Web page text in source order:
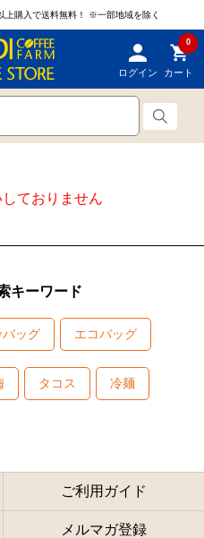
上購入で送料無料！ ※一部地域を除く
ログイン
0
カート
ておりません
キーワード
バッグ エコバッグ
タコス 冷麺
ご利用ガイド
メルマガ登録